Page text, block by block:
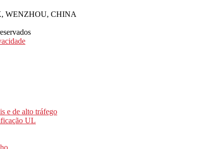
WENZHOU, CHINA
e de alto tráfego
UL